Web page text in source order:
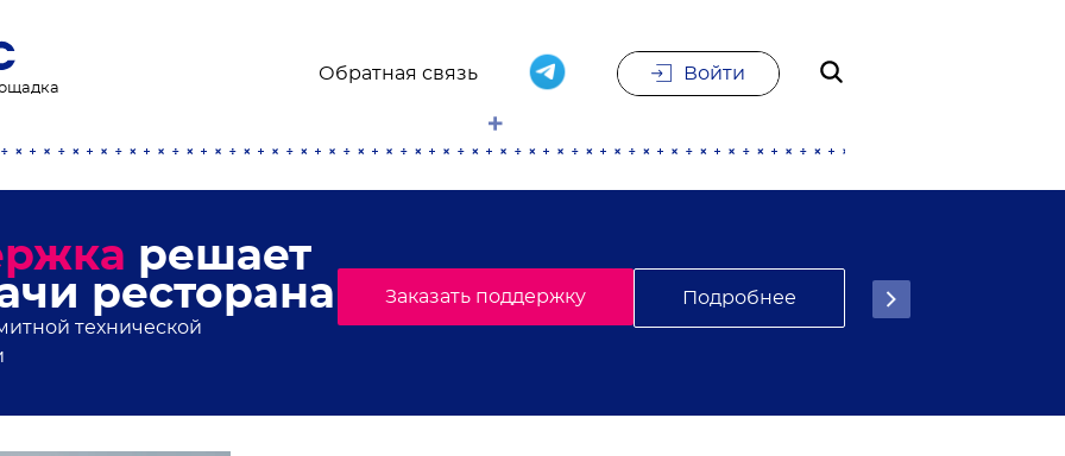
Обратная связь Войти
мира, свежие
мероприятий
Подпишись!